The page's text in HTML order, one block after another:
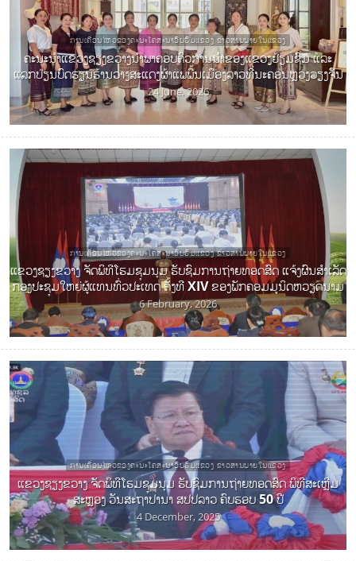
ການເຄື່ອນໄຫວຂອງຄະນະໂຄສະນາອົບຮົມແຂວງ ຂ່າວສານພາຍໃນແຂວງ
ຄະນະນຳແຂວງຊຽງຂວາງນຳພາຄອບຄົວການນໍາຂອງແຂວງຢ້ຽມຊົມ ແລະ
ແລກປ່ຽນບົດຮຽນຮ້ານວາງສະແດງຜ້າແພພື້ນເມືອງລາວທີ່ນະຄອນຫຼວງວຽງຈັນ
24 June, 2026
ການເຄື່ອນໄຫວຂອງຄະນະໂຄສະນາອົບຮົມແຂວງ ຂ່າວສານພາຍໃນແຂວງ
ແຂວງຊຽງຂວາງ ຈັດພິທີໂຮມຊຸມນຸມ ຮັບຊົມການຖ່າຍທອດສົດ ແຈ້ງຜົນສໍາເລັດ
ກອງປະຊຸມໃຫຍ່ຜູ້ແທນທົ່ວປະເທດ ຄັ້ງທີ XIV ຂອງພັກຄອມມູນິດຫວຽດນາມ
6 February, 2026
ການເຄື່ອນໄຫວຂອງຄະນະໂຄສະນາອົບຮົມແຂວງ ຂ່າວສານພາຍໃນແຂວງ
ແຂວງຊຽງຂວາງ ຈັດພິທີໂຮມຊຸມນຸມ ຮັບຊົມການຖ່າຍທອດສົດ ພິທີສະເຫຼີມ
ສະຫຼອງ ວັນສະຖາປານາ ສປປລາວ ຄົບຮອບ 50 ປີ
4 December, 2025